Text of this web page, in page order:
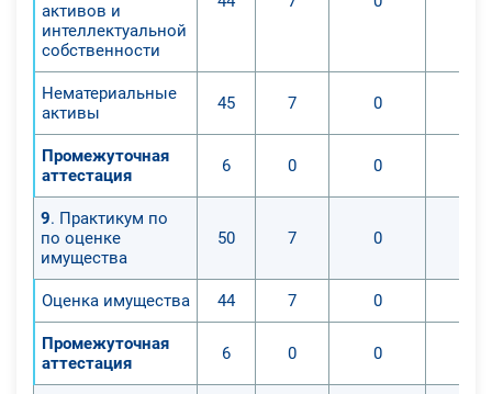
активов и
интеллектуальной
собственности
Нематериальные
активы
45 7 0
Промежуточная
аттестация
6 0 0
9. Практикум по
по оценке
имущества
50 7 0
Оценка имущества 44 7 0
Промежуточная
аттестация
6 0 0